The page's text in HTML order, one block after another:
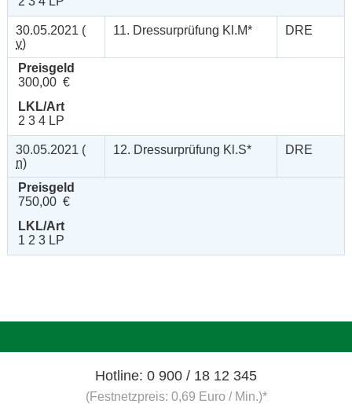
30.05.2021 (
v)
11. Dressurprüfung Kl.M* DRE
Preisgeld
300,00 €
LKL/Art
2 3 4 LP
30.05.2021 (
n)
12. Dressurprüfung Kl.S* DRE
Preisgeld
750,00 €
LKL/Art
1 2 3 LP
Hotline: 0 900 / 18 12 345
(Festnetzpreis: 0,69 Euro / Min.)*